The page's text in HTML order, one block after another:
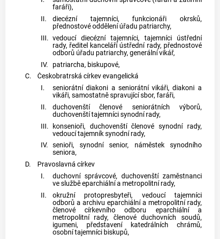
faráři),
II.
diecézní tajemníci, funkcionáři okrsků,
přednostové oddělení úřadu patriarchy,
III. vedoucí diecézní tajemníci, tajemníci ústřední
rady, ředitel kanceláří ústřední rady, přednostové
odborů úřadu patriarchy, generální vikář,
IV.
patriarcha, biskupové,
C.
Českobratrská církev evangelická
I.
seniorátní diakoni a seniorátní vikáři, diakoni a
vikáři, samostatně spravující sbor, faráři,
II.
duchovenští členové seniorátních výborů,
duchovenští tajemníci synodní rady,
III.
konsenioři, duchovenští členové synodní rady,
vedoucí tajemník synodní rady,
IV. senioři, synodní senior, náměstek synodního
seniora,
D.
Pravoslavná církev
I.
duchovní správcové, duchovenští zaměstnanci
ve službě eparchiální a metropolitní rady,
II.
okružní protopresbyteři, vedoucí tajemníci
odborů a archivu eparchiální a metropolitní rady,
členové církevního odboru eparchiální a
metropolitní rady, členové duchovních soudů,
igumeni, představení katedrálních chrámů,
osobní tajemníci biskupů,